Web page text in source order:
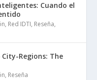
Cuando el
, Red IDTI, Reseña,
Regions: The
, Reseña